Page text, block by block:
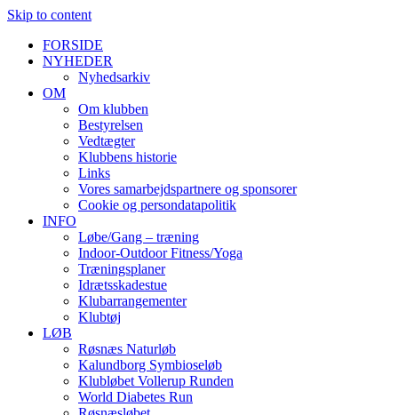
Skip to content
FORSIDE
NYHEDER
Nyhedsarkiv
OM
Om klubben
Bestyrelsen
Vedtægter
Klubbens historie
Links
Vores samarbejdspartnere og sponsorer
Cookie og persondatapolitik
INFO
Løbe/Gang – træning
Indoor-Outdoor Fitness/Yoga
Træningsplaner
Idrætsskadestue
Klubarrangementer
Klubtøj
LØB
Røsnæs Naturløb
Kalundborg Symbioseløb
Klubløbet Vollerup Runden
World Diabetes Run